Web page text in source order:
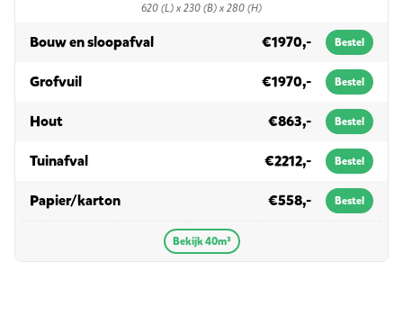
620 (L) x 230 (B) x 280 (H)
Bouw en sloopafvalin 40m³ €1970,- Bestel
Grofvuilin 40m³ €1970,- Bestel
Houtin 40m³ €863,- Bestel
Tuinafvalin 40m³ €2212,- Bestel
Papier/kartonin 40m³ €558,- Bestel
Bekijk 40m³